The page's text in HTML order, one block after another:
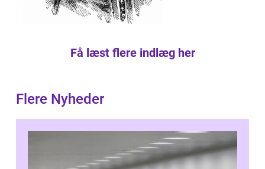
Få læst flere indlæg her
Flere Nyheder